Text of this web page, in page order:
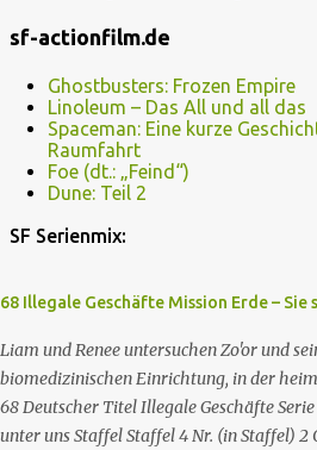
sf-actionfilm.de
Ghostbusters: Frozen Empire
Linoleum – Das All und all das
Spaceman: Eine kurze
Raumfahrt
Foe (dt.: „Feind“)
Dune: Teil 2
SF Serienmix:
68 Illegale Geschäfte Mission Erde – Sie
Liam und Renee untersuchen Zo'or und
biomedizinischen Einrichtung, in der
68 Deutscher Titel Illegale Geschäfte
unter uns Staffel Staffel 4 Nr. (in Staffel)